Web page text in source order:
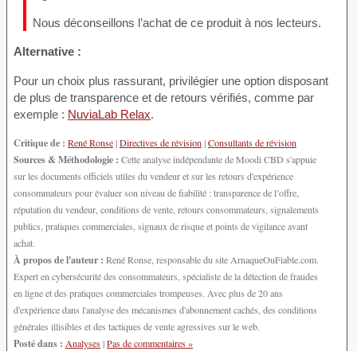
Nous déconseillons l’achat de ce produit à nos lecteurs.
Alternative :
Pour un choix plus rassurant, privilégier une option disposant
de plus de transparence et de retours vérifiés, comme par
exemple : NuviaLab Relax.
Critique de : René Ronse|Directives de révision|Consultants de révision
Sources & Méthodologie : Cette analyse indépendante de Moodi CBD s'appuie
sur les documents officiels utiles du vendeur et sur les retours d'expérience
consommateurs pour évaluer son niveau de fiabilité : transparence de l’offre,
réputation du vendeur, conditions de vente, retours consommateurs, signalements
publics, pratiques commerciales, signaux de risque et points de vigilance avant
achat.
À propos de l'auteur : René Ronse, responsable du site ArnaqueOuFiable.com.
Expert en cybersécurité des consommateurs, spécialiste de la détection de fraudes
en ligne et des pratiques commerciales trompeuses. Avec plus de 20 ans
d'expérience dans l'analyse des mécanismes d'abonnement cachés, des conditions
générales illisibles et des tactiques de vente agressives sur le web.
Posté dans : Analyses|Pas de commentaires »